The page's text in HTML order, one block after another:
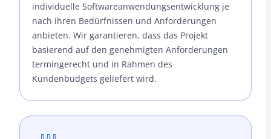
individuelle Softwareanwendungsentwicklung je
nach ihren Bedürfnissen und Anforderungen
anbieten. Wir garantieren, dass das Projekt
basierend auf den genehmigten Anforderungen
termingerecht und in Rahmen des
Kundenbudgets geliefert wird.